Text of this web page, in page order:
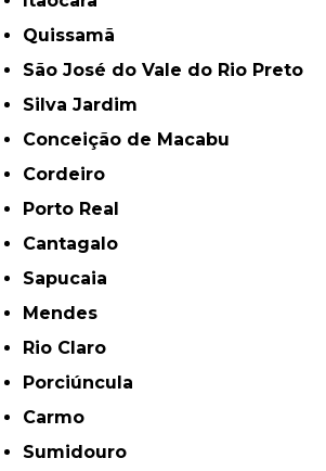
Quissamã
São José do Vale do Rio Preto
Silva Jardim
Conceição de Macabu
Cordeiro
Porto Real
Cantagalo
Sapucaia
Mendes
Rio Claro
Porciúncula
Carmo
Sumidouro